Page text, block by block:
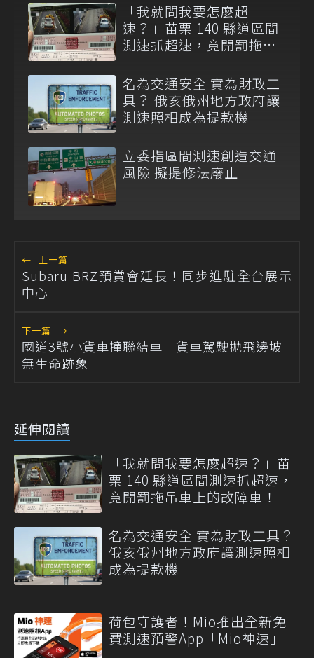
「我就問我要怎麼超
速？」苗栗 140 縣道區間
測速抓超速，竟開罰拖吊
名為交通安全 實為財政工
具？ 俄亥俄州地方政府讓
測速照相成為提款機
立委指區間測速創造交通
風險 擬提修法廢止
← 上一篇
Subaru BRZ預賞會延長！同步進駐全台展示
中心
下一篇 →
國道3號小貨車撞聯結車 貨車駕駛拋飛邊坡
無生命跡象
延伸閱讀
「我就問我要怎麼超速？」苗
栗 140 縣道區間測速抓超速，
竟開罰拖吊車上的故障車！
名為交通安全 實為財政工具？
俄亥俄州地方政府讓測速照相
成為提款機
荷包守護者！Mio推出全新免
費測速預警App「Mio神速」